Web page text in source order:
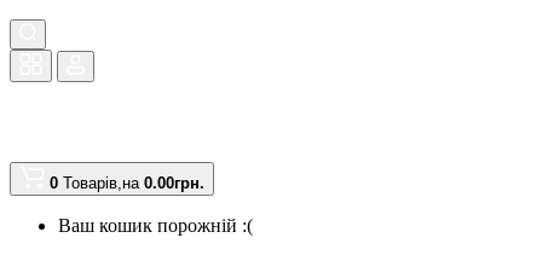
0 Товарів,на 0.00грн.
Ваш кошик порожній :(